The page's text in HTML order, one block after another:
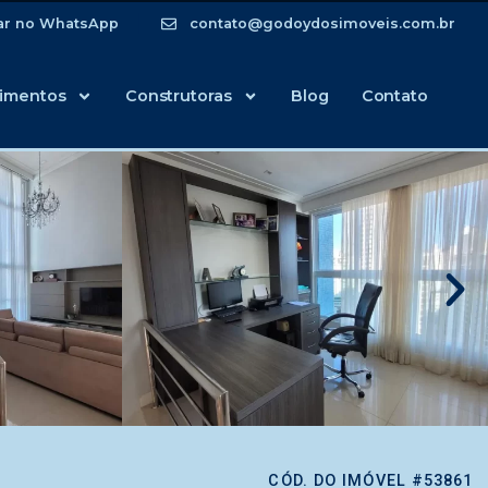
no WhatsApp contato@godoydosimoveis.com.br
Construtoras Blog Contato
CÓD. DO IMÓVEL #53861